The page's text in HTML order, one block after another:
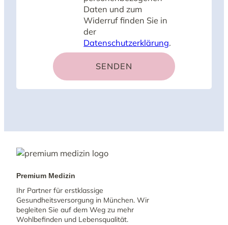
Daten und zum
Widerruf finden Sie in
der
Datenschutzerklärung.
SENDEN
Premium Medizin
Ihr Partner für erstklassige
Gesundheitsversorgung in München. Wir
begleiten Sie auf dem Weg zu mehr
Wohlbefinden und Lebensqualität.